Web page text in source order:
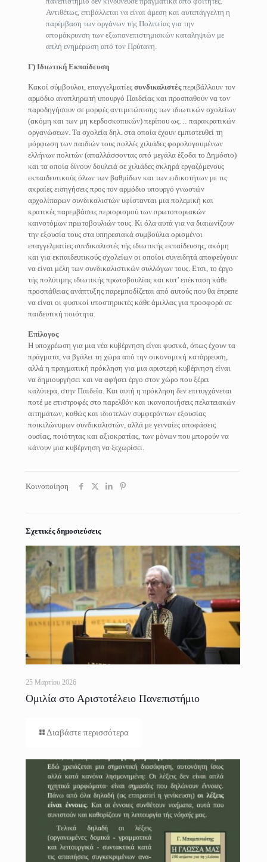
Αντιθέτως, επιβάλλεται να είναι άμεση και αυτεπάγγελτη η
παρέμβαση των οργάνων τής Πολιτείας για την
απομάκρυνση των εξωπανεπιστημιακών καταληψιών με
απλή ενημέρωση από τον Πρύτανη.
Γ) Ιδιωτική Εκπαίδευση
Κακοί σύμβουλοι, επαγγελματίες συνδικαλιστέςπεριβάλλουν τον
αρμόδιο αναπληρωτή υπουργό Παιδείας και προσπαθούν να τον
παροδηγήσουν σε μορφές αντιμετώπισης των ιδιωτικών σχολείων
(ακόμη και των μη κερδοσκοπικών) περίπου ως… παρακρατικών
οργανώσεων. Τα σχολεία δηλ. στα οποία έχουν εμπιστευθεί τη
μόρφωση των παιδιών τους πολλές χιλιάδες φορολογουμένων
ελλήνων πολιτών (απαλλάσσοντας από μεγάλα έξοδα το Δημόσιο)
και τα οποία δίνουν δουλειά σε χιλιάδες σκληρά εργαζόμενους
εκπαιδευτικούς όλων των βαθμίδων και των ειδικοτήτων με τις
ακραίες εισηγήσεις προς τον αρμόδιο υπουργό γνωστών
αρχολίπαρων συνδικαλιστών υφίστανται μια πολεμική και
κρατικές παρεμβάσεις περιορισμού των πρωτοποριακών
καινοτόμων πρωτοβουλιών τους. Κι όλα αυτά για να διαιωνίζουν
την εξουσία τους στα υπηρεσιακά συμβούλια ορισμένοι
επαγγελματίες συνδικαλιστές τής ιδιωτικής εκπαίδευσης, ακόμη
και για εκπαιδευτικούς σχολείων οι οποίοι συνειδητά αποφεύγουν
να είναι μέλη των συνδικαλιστικών συλλόγων τους. Ετσι, το έργο
τής πολύτιμης ιδιωτικής πρωτοβουλίας και κατ’ επέκταση κάθε
προσπάθειας ανάπτυξης παρεμποδίζεται από αυτούς που θα έπρεπε
να είναι οι φυσικοί υποστηρικτές κάθε άμιλλας για προσφορά σε
παιδευτική ποιότητα.
Επίλογος
Η υποχρέωση για μια νέα κυβέρνηση είναι φυσικά, όπως έχουν τα
πράγματα, να βγάλει τη χώρα από την οικονομική κατάρρευση,
αλλά η πραγματική πρόκληση για μια αριστερή κυβέρνηση είναι
να δημιουργήσει και να αφήσει έργο στον χώρο που ξέρει
καλύτερα, στην Παιδεία. Και αυτή η πρόκληση δεν επιτυγχάνεται
ποτέ με επιστροφές στο παρελθόν και ικανοποιήσεις πελατειακών
αιτημάτων, καθώς και ιδιοτελών συμφερόντων εξουσίας
ποικιλώνυμων συνδικαλιστών, αλλά με γενναίες αποφάσεις
ουσίας, ποιότητας και αξιοκρατίας, των μόνων που μπορούν να
κάνουν μια κυβέρνηση να ξεχωρίσει.
Κοινοποίηση
Σχετικές δημοσιεύσεις
25 Μαρτίου 2026
Ομιλία στο Αριστοτέλειο Πανεπιστήμιο
Διαβάστε περισσότερα